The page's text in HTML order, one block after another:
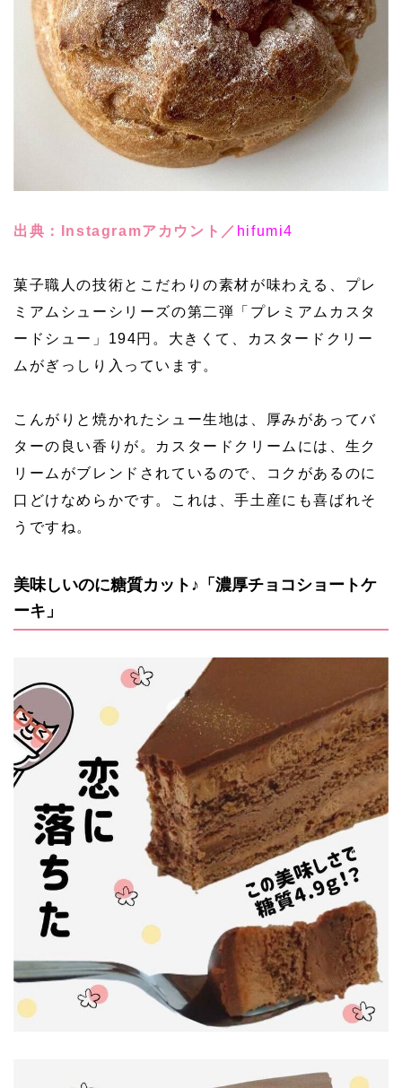
出典：Instagramアカウント／ hifumi4
菓子職人の技術とこだわりの素材が味わえる、プレ
ミアムシューシリーズの第二弾「プレミアムカスタ
ードシュー」194円。大きくて、カスタードクリー
ムがぎっしり入っています。
こんがりと焼かれたシュー生地は、厚みがあってバ
ターの良い香りが。カスタードクリームには、生ク
リームがブレンドされているので、コクがあるのに
口どけなめらかです。これは、手土産にも喜ばれそ
うですね。
美味しいのに糖質カット♪「濃厚チョコショートケ
ーキ」